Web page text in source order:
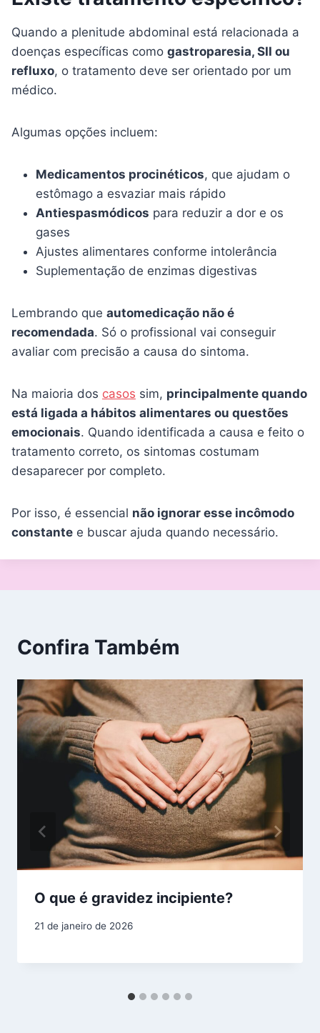
Quando a plenitude abdominal está relacionada a
doenças específicas como gastroparesia, SII ou
refluxo, o tratamento deve ser orientado por um
médico.
Algumas opções incluem:
Medicamentos procinéticos, que ajudam o
estômago a esvaziar mais rápido
Antiespasmódicos para reduzir a dor e os
gases
Ajustes alimentares conforme intolerância
Suplementação de enzimas digestivas
Lembrando que automedicação não é
recomendada. Só o profissional vai conseguir
avaliar com precisão a causa do sintoma.
Na maioria dos casos sim, principalmente quando
está ligada a hábitos alimentares ou questões
emocionais. Quando identificada a causa e feito o
tratamento correto, os sintomas costumam
desaparecer por completo.
Por isso, é essencial não ignorar esse incômodo
constante e buscar ajuda quando necessário.
Confira Também
O que é gravidez incipiente?
21 de janeiro de 2026